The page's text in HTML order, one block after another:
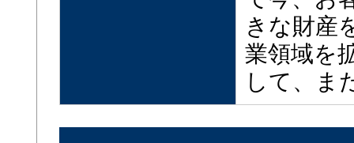
きな財産
業領域を
して、ま